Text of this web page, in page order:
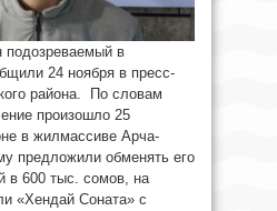
подозреваемый в
24 ноября в пресс-
района. По словам
произошло 25
в жилмассиве Арча-
предложили обменять его
в 600 тыс. сомов, на
«Хендай Соната» с